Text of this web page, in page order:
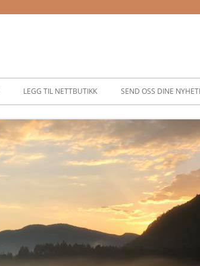
LEGG TIL NETTBUTIKK SEND OSS DINE